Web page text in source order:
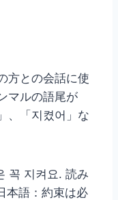
方との会話に使
マルの語尾が
、「지켰어」な
꼭 지켜요. 読み
本語：約束は必